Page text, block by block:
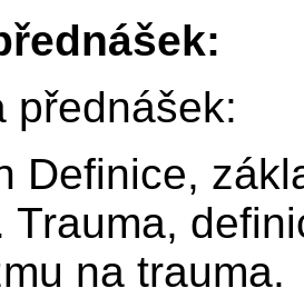
přednášek:
Definice,
Trauma,
na trauma.